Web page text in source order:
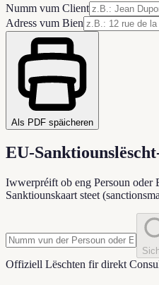
Numm vum Client
Adress vum Bien
Als PDF späicheren
EU-
Iwwerpréift ob eng Persoun oder
Sanktiounskaart steet
Offiziell Lëschten fir direkt